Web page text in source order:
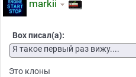
markii
Box писал(а):
Я такое первый раз вижу....
Это клоны